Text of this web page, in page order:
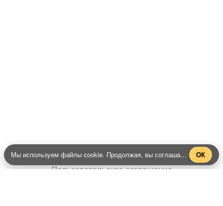
2019 — 2026 @ prtv.su
Пользовательское соглашение
Мы используем файлы cookie. Продолжая, вы соглашаетесь с нашей ОК